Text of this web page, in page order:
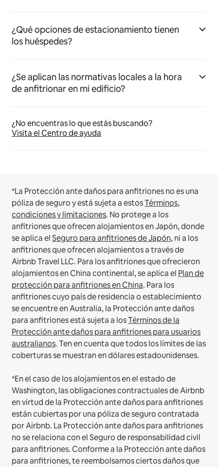
¿Qué opciones de estacionamiento tienen
los huéspedes?
¿Se aplican las normativas locales a la hora
de anfitrionar en mi edificio?
¿No encuentras lo que estás buscando?
Visita el Centro de ayuda
*La Protección ante daños para anfitriones no es una
póliza de seguro y está sujeta a estosTérminos,
condiciones y limitaciones. No protege a los
anfitriones que ofrecen alojamientos en Japón, donde
se aplica elSeguro para anfitriones de Japón, ni a los
anfitriones que ofrecen alojamientos a través de
Airbnb Travel LLC. Para los anfitriones que ofrecieron
alojamientos en China continental, se aplica el Plan de
protección para anfitriones en China. Para los
anfitriones cuyo país de residencia o establecimiento
se encuentre en Australia, la Protección ante daños
para anfitriones está sujeta a losTérminos de la
Protección ante daños para anfitriones para usuarios
australianos. Ten en cuenta que todos los límites de las
coberturas se muestran en dólares estadounidenses.
*En el caso de los alojamientos en el estado de
Washington, las obligaciones contractuales de Airbnb
en virtud de la Protección ante daños para anfitriones
están cubiertas por una póliza de seguro contratada
por Airbnb. La Protección ante daños para anfitriones
no se relaciona con el Seguro de responsabilidad civil
para anfitriones. Conforme a la Protección ante daños
para anfitriones, te reembolsamos ciertos daños que